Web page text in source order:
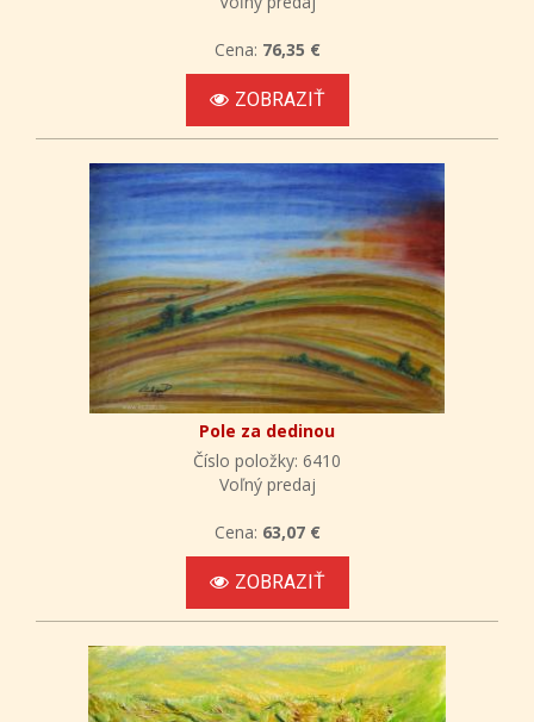
Cena: 76,35 €
ZOBRAZIŤ
Pole za dedinou
Číslo položky: 6410
Voľný predaj
Cena: 63,07 €
ZOBRAZIŤ